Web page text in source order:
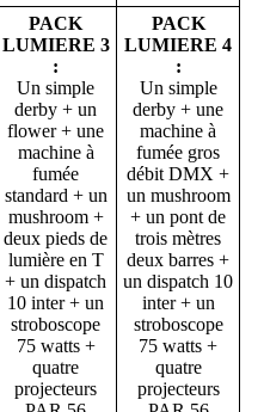
PACK
LUMIERE 3
:
Un simple
derby + un
flower + une
machine à
fumée
standard + un
mushroom +
deux pieds de
lumière en T
+ un dispatch
10 inter + un
stroboscope
75 watts +
quatre
projecteurs
PACK
LUMIERE 4
:
Un simple
derby + une
machine à
fumée gros
débit DMX +
un mushroom
+ un pont de
trois mètres
deux barres +
un dispatch 10
inter + un
stroboscope
75 watts +
quatre
projecteurs